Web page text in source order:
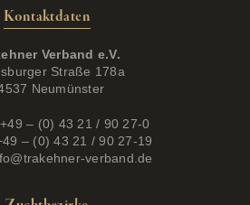
Kontaktdaten
Verband e.V.
Straße 178a
Neumünster
– (0) 43 21 / 90 27-0
– (0) 43 21 / 90 27-19
verband.de